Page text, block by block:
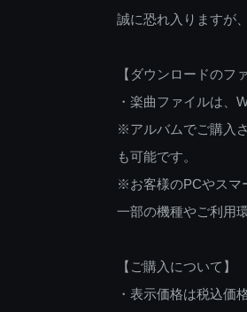
誠に恐れ入りますが
【ダウンロードのフ
・楽曲ファイルは、
※アルバムでご購入
も可能です。
※お客様のPCやスマ
一部の機種やご利用
【ご購入について】
・表示価格は税込価